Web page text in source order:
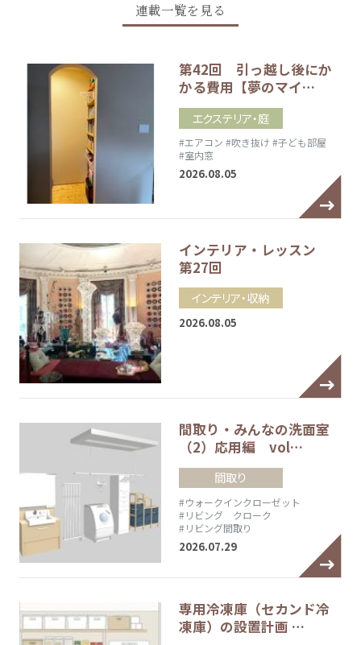
連載一覧を見る
第42回 引っ越し後にか
かる費用【夢のマイ…
エクステリア・庭
#エアコン #吹き抜け #子ども部屋
#室内窓
2026.08.05
インテリア・レッスン
第27回
インテリア・収納
2026.08.05
間取り・みんなの洗面室
（2）応用編 vol…
間取り
#ウォークインクローゼット
#リビング クローク
#リビング間取り
2026.07.29
専用冷凍庫（セカンド冷
凍庫）の設置計画 …